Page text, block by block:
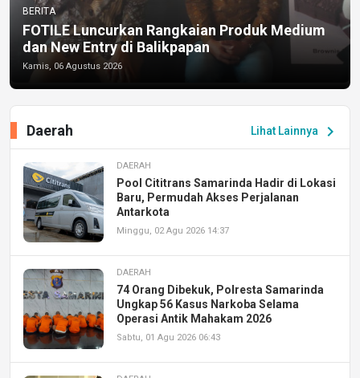
BERITA
FOTILE Luncurkan Rangkaian Produk Medium
dan New Entry di Balikpapan
Kamis, 06 Agustus 2026
Lihat Lainnya chevron_right
Daerah
DAERAH
Pool Cititrans Samarinda Hadir di Lokasi
Baru, Permudah Akses Perjalanan
Antarkota
Minggu, 02 Agu 2026 14:37
DAERAH
74 Orang Dibekuk, Polresta Samarinda
Ungkap 56 Kasus Narkoba Selama
Operasi Antik Mahakam 2026
Sabtu, 01 Agu 2026 06:43